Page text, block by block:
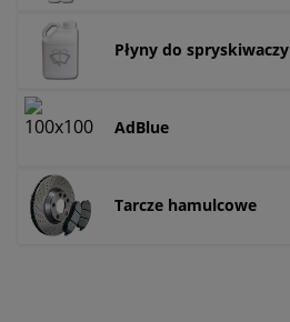
Płyny do spryskiwaczy
AdBlue
Tarcze hamulcowe